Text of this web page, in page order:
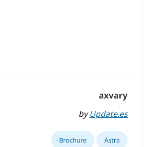
axvary
byUpdate.es
Astra
Brochure